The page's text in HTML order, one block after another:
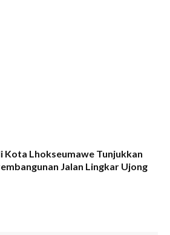
Kota Lhokseumawe Tunjukkan
Jalan Lingkar Ujong